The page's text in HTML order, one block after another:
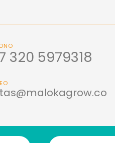
320 5979318